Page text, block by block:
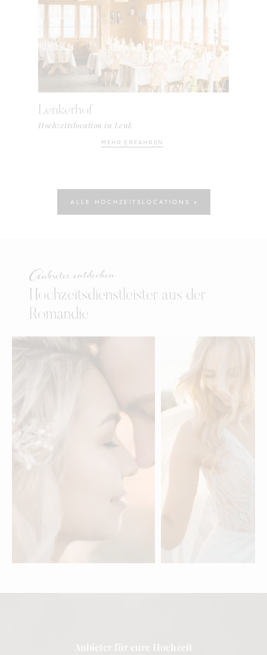
Lenkerhof
Hochzeitslocation in Lenk
MEHR ERFAHREN
ALLE HOCHZEITSLOCATIONS »
Anbieter entdecken
Hochzeitsdienstleister aus der
Romandie
Anbieter für eure Hochzeit